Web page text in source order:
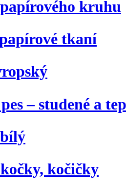
kruhu
tkaní
– studené a
kočičky